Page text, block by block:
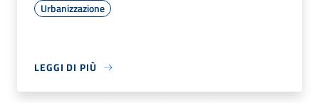
Urbanizzazione
LEGGI DI PIÙ